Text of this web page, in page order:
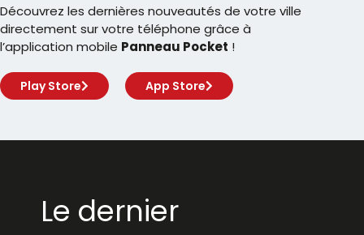
Découvrez les dernières nouveautés de votre ville
directement sur votre téléphone grâce à
l’application mobile Panneau Pocket !
Play Store App Store
Le dernier